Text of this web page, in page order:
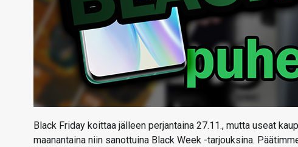
Black Friday koittaa jälleen perjantaina 27.11., mutta useat
maanantaina niin sanottuina Black Week -tarjouksina.